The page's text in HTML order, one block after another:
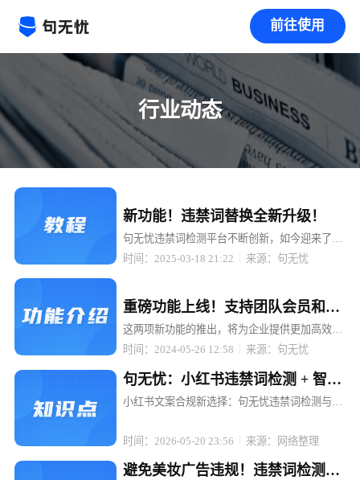
前往使用
行业动态
新功能！违禁词替换全新升级！
句无忧违禁词检测平台不断创新，如今迎来了重
大升级 —— 检测出来的违禁词可以一键替换成
时间：2025-03-18 21:22 来源：句无忧
重磅功能上线！支持团队会员和
API接口，助力企业高效管理与智
能检测！
这两项新功能的推出，将为企业提供更加高效、
便捷的违禁词检测服务，助力企业轻松应对内容
时间：2024-05-26 12:58 来源：句无忧
句无忧：小红书违禁词检测 + 智能
替换，文案不打折
小红书文案合规新选择：句无忧违禁词检测与智
望通过优质内容吸引粉丝、提升转化。然而，违
禁词的存在却像一颗颗隐形的地雷...
时间：2026-05-20 23:56 来源：网络整理
避免美妆广告违规！违禁词检测工